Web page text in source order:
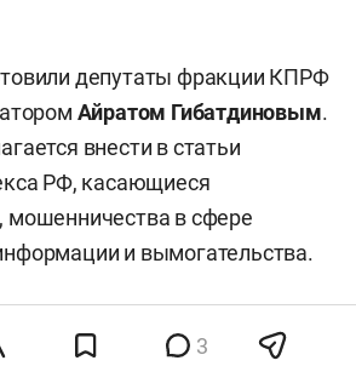
депутаты фракции КПРФ
Айратом Гибатдиновым.
внести в статьи
РФ, касающиеся
мошенничества в сфере
и вымогательства.
преступления,
военнослужащих,
3